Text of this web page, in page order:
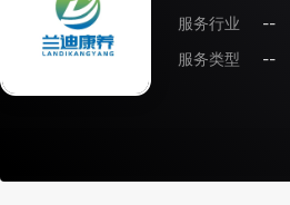
服务行业
--
服务类型
--